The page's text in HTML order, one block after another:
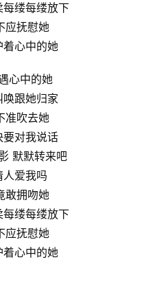
缕每缕放下
应抚慰她
着心中的她
心中的她
跟她归家
准吹去她
要对我说话
默默转来吧
人爱我吗
敢拥吻她
缕每缕放下
应抚慰她
着心中的她